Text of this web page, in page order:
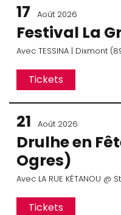
17 Août 2026
Festival La
Avec TESSINA | Dixmont
Tickets
21 Août 2026
Drulhe en
Ogres)
Avec LA RUE KÉTANOU @
Tickets